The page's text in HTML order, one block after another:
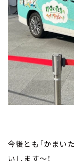
今後とも「かまい
いします～！